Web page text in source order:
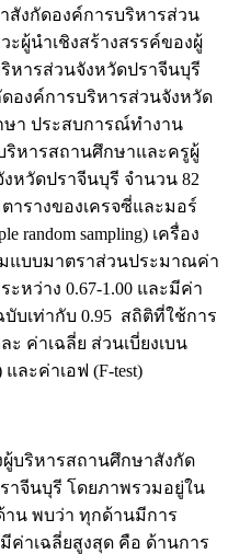
สังกัดองค์การบริหารส่วน
ะผู้นำเชิงสร้างสรรค์ของผู้
หารส่วนจังหวัดปราจีนบุรี
องค์การบริหารส่วนจังหวัด
ษา ประสบการณ์ทำงาน
ริหารสถานศึกษาและครูผู้
หวัดปราจีนบุรี จำนวน 82
รางของเครจซี่และมอร์
random sampling) เครื่อง
แบบมาตราส่วนประมาณค่า
หว่าง 0.67-1.00 และมีค่า
บเท่ากับ 0.95 สถิติที่ใช้การ
ค่าเฉลี่ย ส่วนเบี่ยงเบน
ละค่าเอฟ (F-test)
ผู้บริหารสถานศึกษาสังกัด
าจีนบุรี โดยภาพรวมอยู่ใน
าน พบว่า ทุกด้านมีการ
าเฉลี่ยสูงสุด คือ ด้านการ